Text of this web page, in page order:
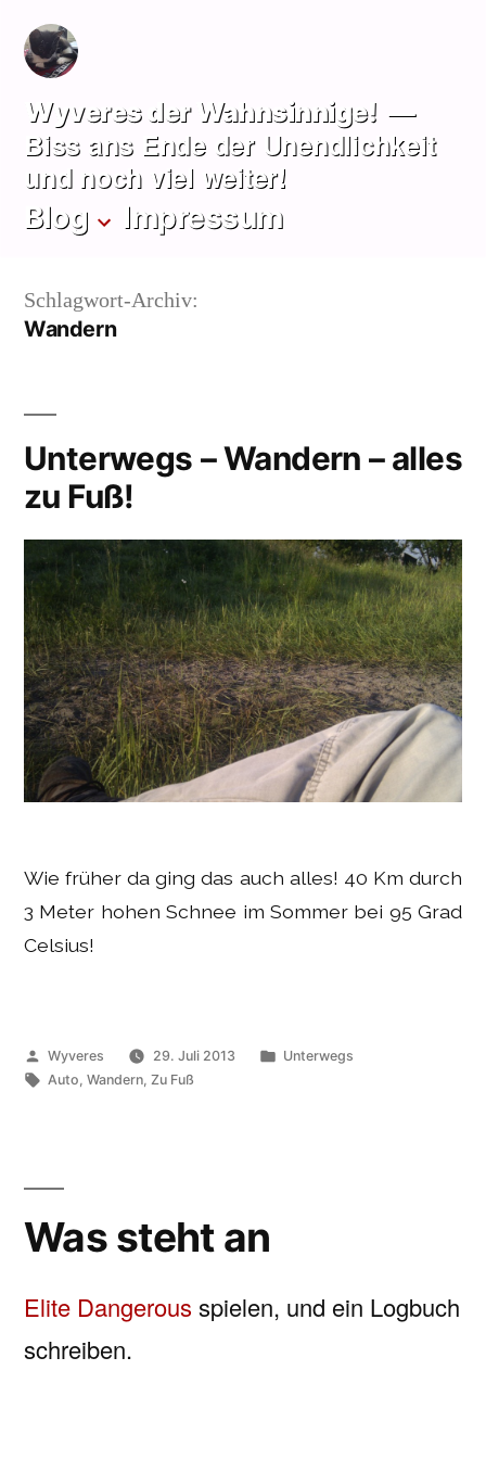
Zum
Inhalt
springen
Wyveres der Wahnsinnige!
Biss ans Ende der Unendlichkeit
und noch viel weiter!
Blog Impressum
Schlagwort-Archiv:
Wandern
Unterwegs – Wandern – alles
zu Fuß!
Wie früher da ging das auch alles! 40 Km durch
3 Meter hohen Schnee im Sommer bei 95 Grad
Celsius!
Veröffentlicht
von
Wyveres 29. Juli 2013
Veröffentlicht
Unterwegs
Schlagwörter:
Auto ,Wandern ,Zu Fuß
Was steht an
Elite Dangerous spielen, und ein Logbuch
schreiben.